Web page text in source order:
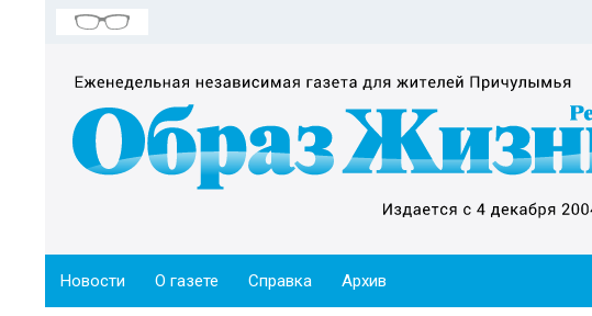
Новости О газете Справка Архив